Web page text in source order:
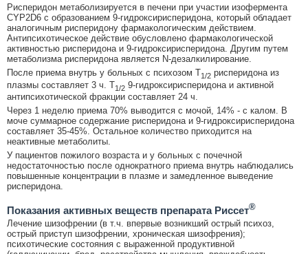
Рисперидон метаболизируется в печени при участии изофермента
CYP2D6 с образованием 9-гидроксирисперидона, который обладает
аналогичным рисперидону фармакологическим действием.
Антипсихотическое действие обусловлено фармакологической
активностью рисперидона и 9-гидроксирисперидона. Другим путем
метаболизма рисперидона является N-дезалкилирование.
После приема внутрь у больных с психозом T1/2 рисперидона из
плазмы составляет 3 ч. T1/2 9-гидроксирисперидона и активной
антипсихотической фракции составляет 24 ч.
Через 1 неделю приема 70% выводится с мочой, 14% - с калом. В
моче суммарное содержание рисперидона и 9-гидроксирисперидона
составляет 35-45%. Остальное количество приходится на
неактивные метаболиты.
У пациентов пожилого возраста и у больных с почечной
недостаточностью после однократного приема внутрь наблюдались
повышенные концентрации в плазме и замедленное выведение
рисперидона.
Показания активных веществ препарата Риссет®
Лечение шизофрении (в т.ч. впервые возникший острый психоз,
острый приступ шизофрении, хроническая шизофрения);
психотические состояния с выраженной продуктивной